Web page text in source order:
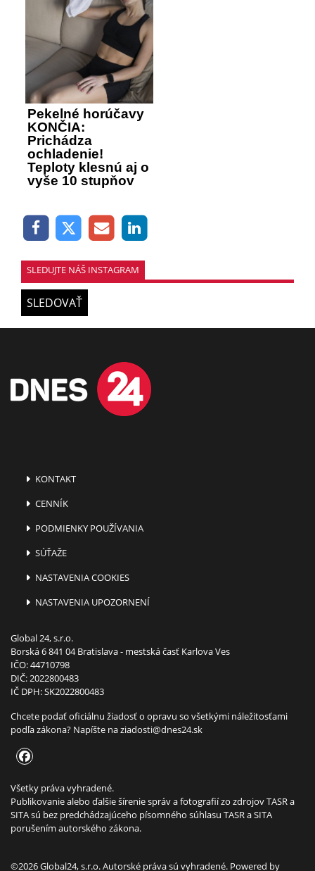
Pekelné horúčavy
KONČIA:
Prichádza
ochladenie!
Teploty klesnú aj o
vyše 10 stupňov
SLEDUJTE NÁŠ INSTAGRAM
SLEDOVAŤ
KONTAKT
CENNÍK
PODMIENKY POUŽÍVANIA
SÚŤAŽE
NASTAVENIA COOKIES
NASTAVENIA UPOZORNENÍ
Global 24, s.r.o.
Borská 6 841 04 Bratislava - mestská časť Karlova Ves
IČO: 44710798
DIČ: 2022800483
IČ DPH: SK2022800483
Chcete podať oficiálnu žiadosť o opravu so všetkými náležitosťami
podľa zákona? Napíšte naziadosti@dnes24.sk
Všetky práva vyhradené.
Publikovanie alebo ďalšie šírenie správ a fotografií zo zdrojov TASR a
SITA sú bez predchádzajúceho písomného súhlasu TASR a SITA
porušením autorského zákona.
©2026 Global24, s.r.o. Autorské práva sú vyhradené. Powered by